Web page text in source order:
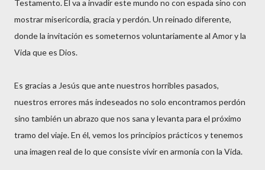
Testamento. El va a invadir este mundo no con espada sino con
mostrar misericordia, gracia y perdón. Un reinado diferente,
donde la invitación es someternos voluntariamente al Amor y la
Vida que es Dios.
Es gracias a Jesús que ante nuestros horribles pasados,
nuestros errores más indeseados no solo encontramos perdón
sino también un abrazo que nos sana y levanta para el próximo
tramo del viaje. En él, vemos los principios prácticos y tenemos
una imagen real de lo que consiste vivir en armonía con la Vida.